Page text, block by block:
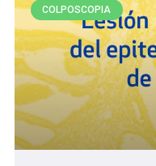
COLPOSCOPIA